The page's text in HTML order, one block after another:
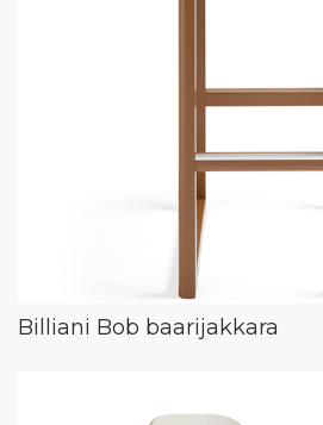
Billiani Bob baarijakkara